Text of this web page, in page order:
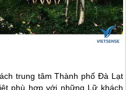
trung tâm Thành phố Đà Lạt
phù hợp với những Lữ khách